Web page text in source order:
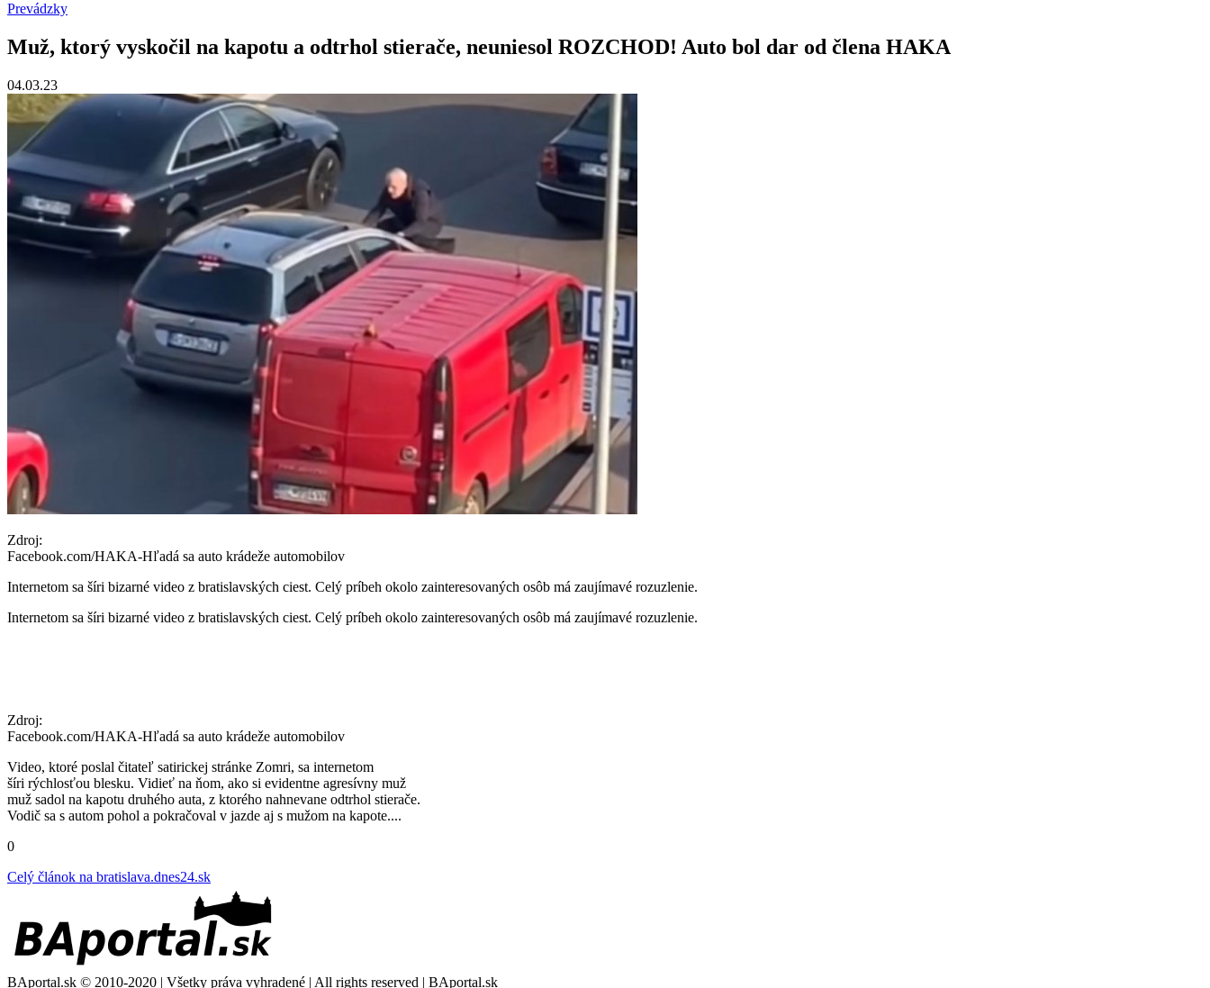
Prevádzky
Muž, ktorý vyskočil na kapotu a odtrhol stierače, neuniesol ROZCHOD! Auto bol dar od člena HAKA
04.03.23
Zdroj:
Facebook.com/HAKA-Hľadá sa auto krádeže automobilov
Internetom sa šíri bizarné video z bratislavských ciest. Celý príbeh okolo zainteresovaných osôb má zaujímavé rozuzlenie.
Internetom sa šíri bizarné video z bratislavských ciest. Celý príbeh okolo zainteresovaných osôb má zaujímavé rozuzlenie.
Zdroj:
Facebook.com/HAKA-Hľadá sa auto krádeže automobilov
Video, ktoré poslal čitateľ satirickej stránke Zomri, sa internetom
šíri rýchlosťou blesku. Vidieť na ňom, ako si evidentne agresívny muž
muž sadol na kapotu druhého auta, z ktorého nahnevane odtrhol stierače.
Vodič sa s autom pohol a pokračoval v jazde aj s mužom na kapote....
0
Celý článok na bratislava.dnes24.sk
BAportal.sk © 2010-2020 | Všetky práva vyhradené | All rights reserved | BAportal.sk